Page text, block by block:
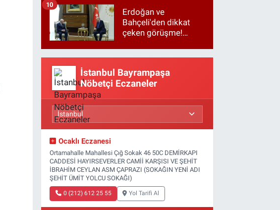
Erdoğan ve
Bahçeli'den dikkat
çeken görüşme!
10
İstanbul Bayrampaşa
Nöbetçi Eczaneler
Ocaklı Eczanesi
Ortamahalle Mahallesi Çığ Sokak 46 50C DEMİRKAPI
CADDESİ HAYIRSEVERLER CAMİİ KARŞISI VE ŞEHİT
İBRAHİM CEYLAN ASM ÇAPRAZI (SOKAĞIN YENİ ADI
ŞEHİT ÜMİT YOLCU SOKAĞI)
0 (212) 612 25 55 Yol Tarifi Al